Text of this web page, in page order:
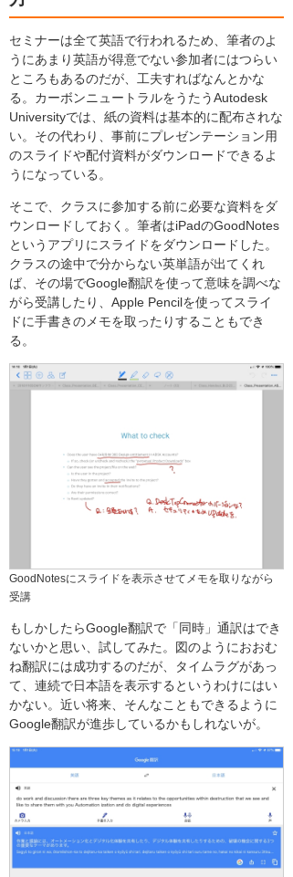
セミナーは全て英語で行われるため、筆者のよ
うにあまり英語が得意でない参加者にはつらい
ところもあるのだが、工夫すればなんとかな
る。カーボンニュートラルをうたうAutodesk
Universityでは、紙の資料は基本的に配布されな
い。その代わり、事前にプレゼンテーション用
のスライドや配付資料がダウンロードできるよ
うになっている。
そこで、クラスに参加する前に必要な資料をダ
ウンロードしておく。筆者はiPadのGoodNotes
というアプリにスライドをダウンロードした。
クラスの途中で分からない英単語が出てくれ
ば、その場でGoogle翻訳を使って意味を調べな
がら受講したり、Apple Pencilを使ってスライ
ドに手書きのメモを取ったりすることもでき
る。
GoodNotesにスライドを表示させてメモを取りながら
受講
もしかしたらGoogle翻訳で「同時」通訳はでき
ないかと思い、試してみた。図のようにおおむ
ね翻訳には成功するのだが、タイムラグがあっ
て、連続で日本語を表示するというわけにはい
かない。近い将来、そんなこともできるように
Google翻訳が進歩しているかもしれないが。